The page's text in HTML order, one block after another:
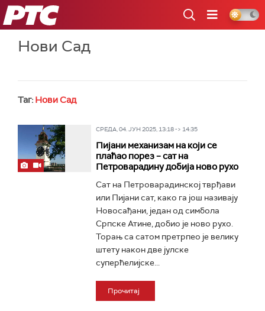
РТС
Нови Сад
Таг: Нови Сад
СРЕДА, 04. ЈУН 2025, 13:18 -> 14:35
Пијани механизам на који се
плаћао порез – сат на
Петроварадину добија ново рухо
Сат на Петроварадинској тврђави
или Пијани сат, како га још називају
Новосађани, један од симбола
Српске Атине, добио је ново рухо.
Торањ са сатом претрпео је велику
штету након две јулске
суперћелијске...
Прочитај